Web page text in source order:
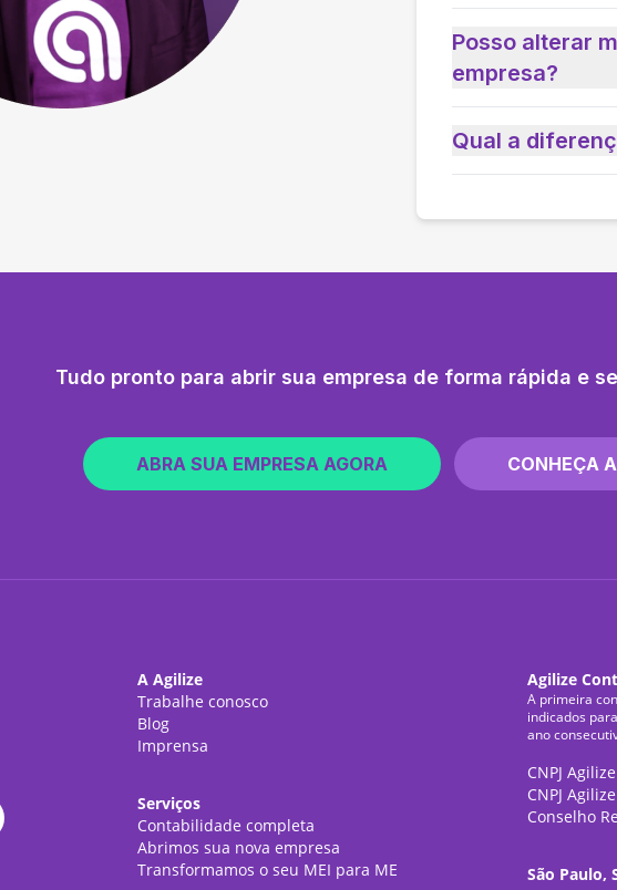
Posso alterar
empresa?
Qual a
Tudo pronto para abrir sua empresa de forma rápida e
ABRA SUA EMPRESA AGORA CONHEÇA
A Agilize
Trabalhe conosco
Blog
Imprensa
Serviços
Contabilidade completa
Abrimos sua nova empresa
Transformamos o seu MEI para ME
Agilize
A primeira
indicados
ano
CNPJ
CNPJ
Conselho
São Paulo,